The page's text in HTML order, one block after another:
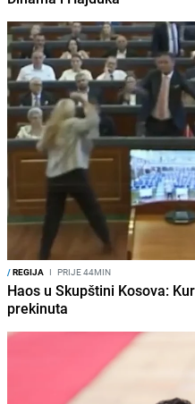
/REGIJA I PRIJE 44MIN
Haos u Skupštini Kosova:
prekinuta